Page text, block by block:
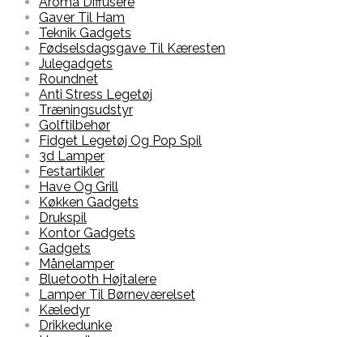
Gaver Til Ham
Teknik Gadgets
Fødselsdagsgave Til Kæresten
Julegadgets
Roundnet
Anti Stress Legetøj
Træningsudstyr
Golftilbehør
Fidget Legetøj Og Pop Spil
3d Lamper
Festartikler
Have Og Grill
Køkken Gadgets
Drukspil
Kontor Gadgets
Gadgets
Månelamper
Bluetooth Højtalere
Lamper Til Børneværelset
Kæledyr
Drikkedunke